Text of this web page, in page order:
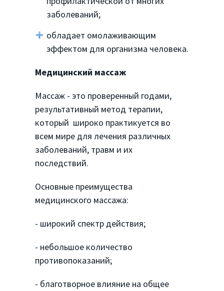
заболеваний;
обладает омолаживающим
эффектом для организма человека.
Медицинский массаж
Массаж - это проверенный годами,
результативный метод терапии,
который широко практикуется во
всем мире для лечения различных
заболеваний, травм и их
последствий.
Основные преимущества
медицинского массажа:
- широкий спектр действия;
- небольшое количество
противопоказаний;
- благотворное влияние на общее